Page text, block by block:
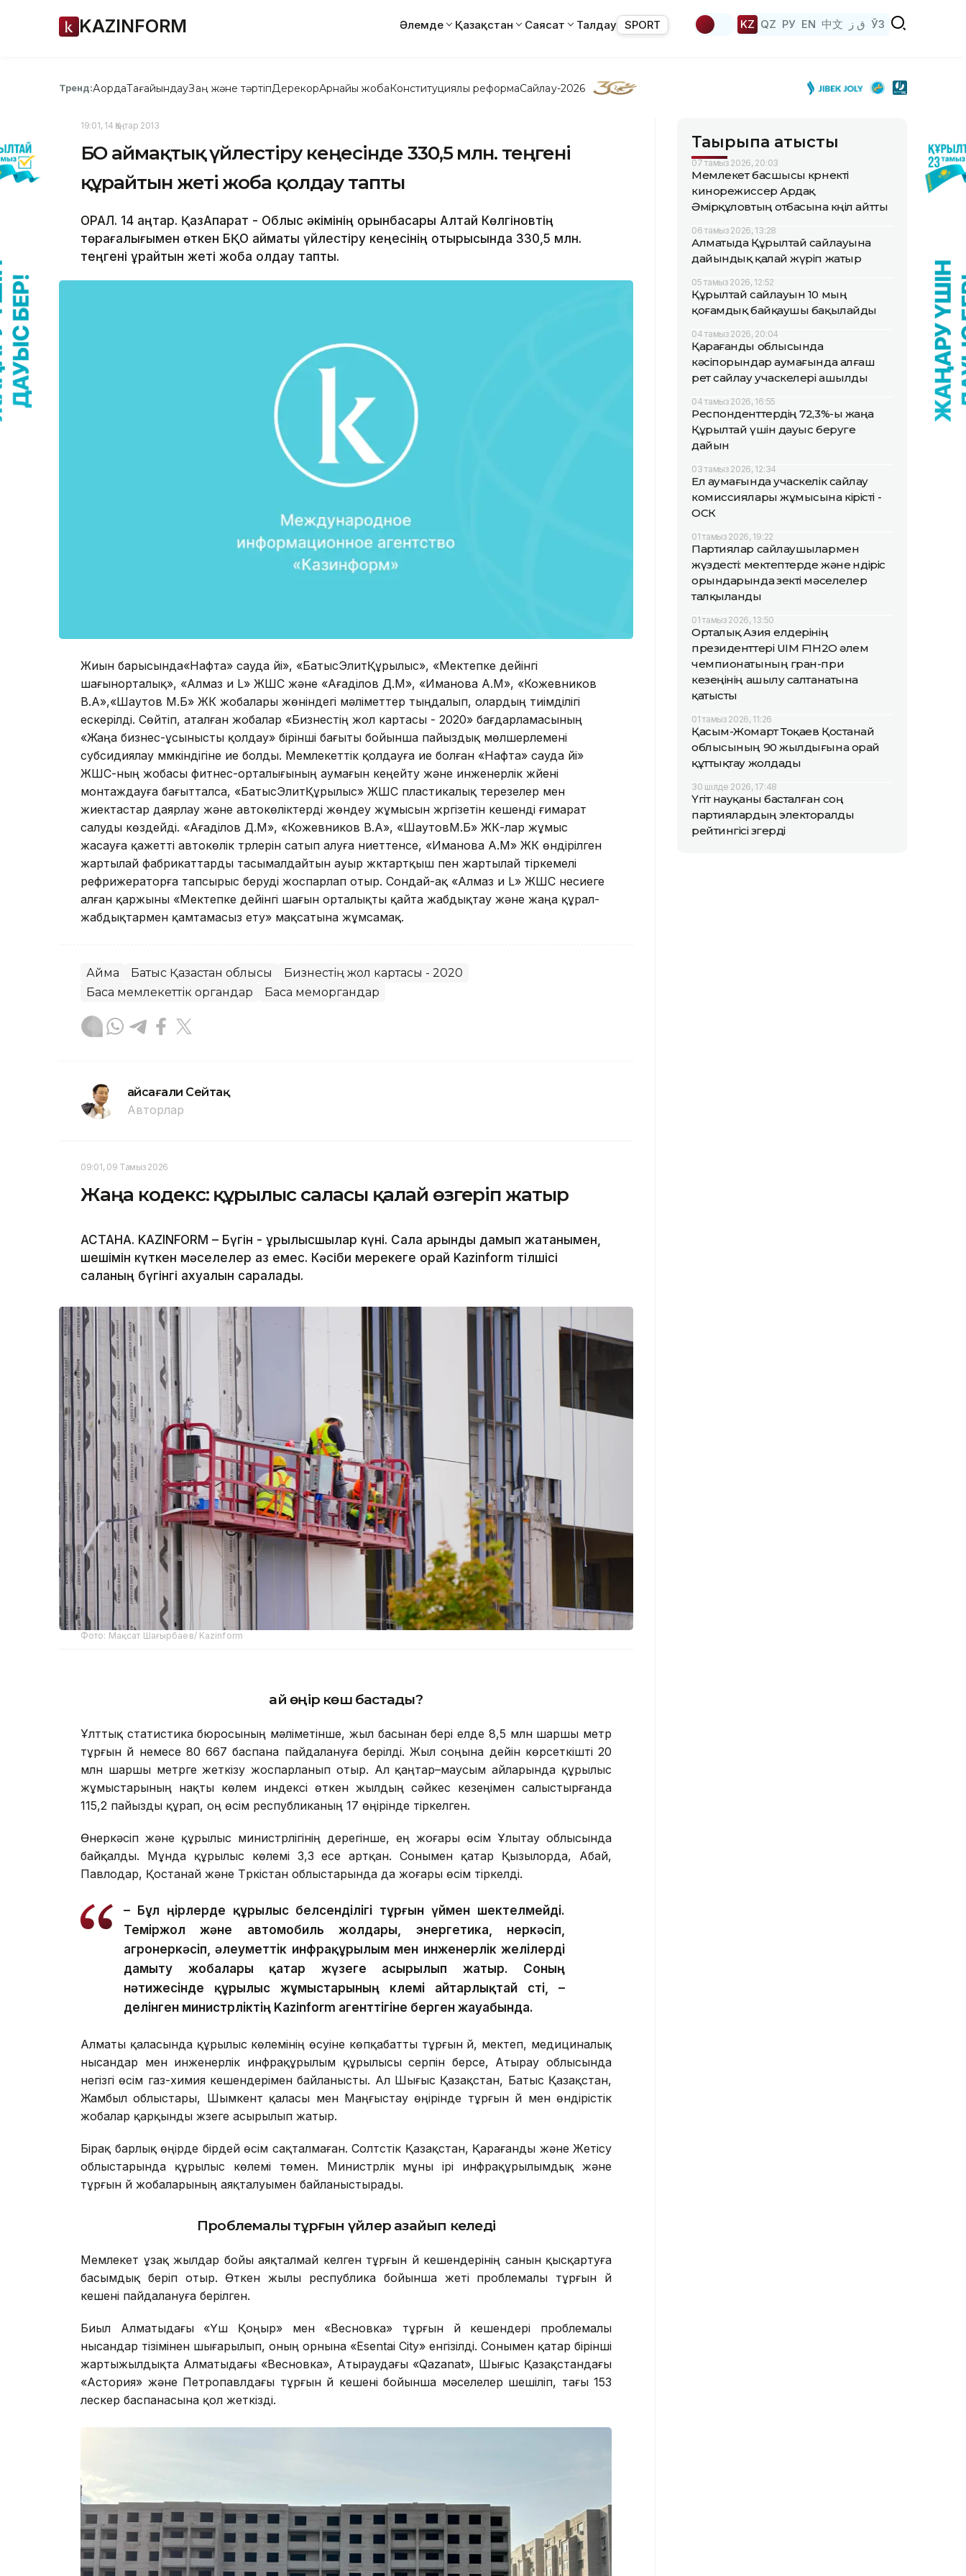
KAZINFORM Әлемде Қазақстан Саясат Талдау SPORT KZ QZ РУ EN 中文 ق ز ЎЗ
Тренд:АқордаТағайындауЗаң және тәртіпДерекқорАрнайы жобаКонституциялық реформаСайлау-2026
19:01, 14 Қаңтар 2013
БҚО аймақтық үйлестіру кеңесінде 330,5 млн. теңгені
құрайтын жеті жоба қолдау тапты
ОРАЛ. 14 қаңтар. ҚазАқпарат - Облыс әкімінің орынбасары Алтай Көлгіновтің
төрағалығымен өткен БҚО аймақтық үйлестіру кеңесінің отырысында 330,5 млн.
теңгені құрайтын жеті жоба қолдау тапты.
Жиын барысында«Нафта» сауда үйі», «БатысЭлитҚұрылыс», «Мектепке дейінгі
шағынорталық», «Алмаз и L» ЖШС және «Ағаділов Д.М», «Иманова А.М», «Кожевников
В.А»,«Шаутов М.Б» ЖК жобалары жөніндегі мәліметтер тыңдалып, олардың тиімділігі
ескерілді. Сөйтіп, аталған жобалар «Биз­нестің жол картасы - 2020» бағдарламасының
«Жаңа бизнес-ұсынысты қолдау» бірінші бағыты бойынша пайыздық мөлшерлемені
субсидиялау мүмкіндігіне ие болды. Мемлекеттік қолдауға ие болған «Нафта» сауда үйі»
ЖШС-ның жобасы фитнес-орталығының аумағын кеңейту және инженерлік жүйені
монтаждауға бағытталса, «БатысЭлитҚұрылыс» ЖШС пластикалық терезелер мен
жиектастар даярлау және автокөліктерді жөн­деу жұмысын жүргізетін кешенді ғимарат
салуды көздейді. «Ағаділов Д.М», «Кожевников В.А», «ШаутовМ.Б» ЖК-лар жұмыс
жасауға қажетті ав­токөлік түрлерін сатып алуға ниеттенсе, «Иманова А.М» ЖК өндірілген
жартылай фабрикаттарды тасымалдайтын ауыр жүктартқыш пен жартылай тіркемелі
рефрижераторға тапсырыс беруді жоспарлап отыр. Сондай-ақ «Алмаз и L» ЖШС несиеге
алған қаржыны «Мектепке дейінгі шағын орталықты қайта жабдықтау және жаңа құрал-
жабдықтармен қамтамасыз ету» мақ­сатына жұмсамақ.
Аймақ Батыс Қазақстан облысы
Бизнестің жол картасы - 2020
Басқа мемлекеттік органдар
Басқа меморгандар
Ғайсағали Сейтақ
Авторлар
09:01, 09 Тамыз 2026
Жаңа кодекс: құрылыс саласы қалай өзгеріп жатыр
АСТАНА. KAZINFORM – Бүгін - құрылысшылар күні. Сала қарқынды дамып жатқанымен,
шешімін күткен мәселелер аз емес. Кәсіби мерекеге орай Kazinform тілшісі
саланың бүгінгі ахуалын саралады.
Фото: Мақсат Шағырбаев/ Kazinform
Қай өңір көш бастады?
Ұлттық статистика бюросының мәліметінше, жыл басынан бері елде 8,5 млн шаршы метр
тұрғын үй немесе 80 667 баспана пайдалануға берілді. Жыл соңына дейін көрсеткішті 20
млн шаршы метрге жеткізу жоспарланып отыр. Ал қаңтар–маусым айларында құрылыс
жұмыстарының нақты көлем индексі өткен жылдың сәйкес кезеңімен салыстырғанда
115,2 пайызды құрап, оң өсім республиканың 17 өңірінде тіркелген.
Өнеркәсіп және құрылыс министрлігінің дерегінше, ең жоғары өсім Ұлытау облысында
байқалды. Мұнда құрылыс көлемі 3,3 есе артқан. Сонымен қатар Қызылорда, Абай,
Павлодар, Қостанай және Түркістан облыстарында да жоғары өсім тіркелді.
– Бұл өңірлерде құрылыс белсенділігі тұрғын үймен шектелмейді.
Теміржол және автомобиль жолдары, энергетика, өнеркәсіп,
агроөнеркәсіп, әлеуметтік инфрақұрылым мен инженерлік желілерді
дамыту жобалары қатар жүзеге асырылып жатыр. Соның
нәтижесінде құрылыс жұмыстарының көлемі айтарлықтай өсті, –
делінген министрліктің Kazinform агенттігіне берген жауабында.
Алматы қаласында құрылыс көлемінің өсуіне көпқабатты тұрғын үй, мектеп, медициналық
нысандар мен инженерлік инфрақұрылым құрылысы серпін берсе, Атырау облысында
негізгі өсім газ-химия кешендерімен байланысты. Ал Шығыс Қазақстан, Батыс Қазақстан,
Жамбыл облыстары, Шымкент қаласы мен Маңғыстау өңірінде тұрғын үй мен өндірістік
жобалар қарқынды жүзеге асырылып жатыр.
Бірақ барлық өңірде бірдей өсім сақталмаған. Солтүстік Қазақстан, Қарағанды және Жетісу
облыстарында құрылыс көлемі төмен. Министрлік мұны ірі инфрақұрылымдық және
тұрғын үй жобаларының аяқталуымен байланыстырады.
Проблемалы тұрғын үйлер азайып келеді
Мемлекет ұзақ жылдар бойы аяқталмай келген тұрғын үй кешендерінің санын қысқартуға
басымдық беріп отыр. Өткен жылы республика бойынша жеті проблемалы тұрғын үй
кешені пайдалануға берілген.
Биыл Алматыдағы «Үш Қоңыр» мен «Весновка» тұрғын үй кешендері проблемалы
нысандар тізімінен шығарылып, оның орнына «Esentai City» енгізілді. Сонымен қатар бірінші
жартыжылдықта Алматыдағы «Весновка», Атыраудағы «Qazanat», Шығыс Қазақстандағы
«Астория» және Петропавлдағы тұрғын үй кешені бойынша мәселелер шешіліп, тағы 153
үлескер баспанасына қол жеткізді.
Тақырыпқа қатысты
07 тамыз 2026, 20:03
Мемлекет басшысы көрнекті
кинорежиссер Ардақ
Әмірқұловтың отбасына көңіл айтты
06 тамыз 2026, 13:28
Алматыда Құрылтай сайлауына
дайындық қалай жүріп жатыр
05 тамыз 2026, 12:52
Құрылтай сайлауын 10 мың
қоғамдық байқаушы бақылайды
04 тамыз 2026, 20:04
Қарағанды облысында
кәсіпорындар аумағында алғаш
рет сайлау учаскелері ашылды
04 тамыз 2026, 16:55
Респонденттердің 72,3%-ы жаңа
Құрылтай үшін дауыс беруге
дайын
03 тамыз 2026, 12:34
Ел аумағында учаскелік сайлау
комиссиялары жұмысына кірісті -
ОСК
01 тамыз 2026, 19:22
Партиялар сайлаушылармен
жүздесті: мектептерде және өндіріс
орындарында өзекті мәселелер
талқыланды
01 тамыз 2026, 13:50
Орталық Азия елдерінің
президенттері UIM F1H2O әлем
чемпионатының гран-при
кезеңінің ашылу салтанатына
қатысты
01 тамыз 2026, 11:26
Қасым-Жомарт Тоқаев Қостанай
облысының 90 жылдығына орай
құттықтау жолдады
30 шілде 2026, 17:48
Үгіт науқаны басталған соң
партиялардың электоралды
рейтингісі өзгерді